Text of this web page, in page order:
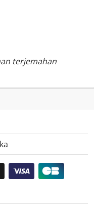
terjemahan